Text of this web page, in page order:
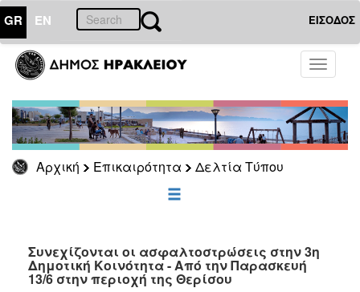
GR EN ΕΙΣΟΔΟΣ
Toggle
Αρχική Επικαιρότητα Δελτία Τύπου
ΕΠΙΚΑΙΡΟΤΗΤΑ
Τύπου
Αρχείο
ΕΠΙΣΚΕΠΤΗΣ
ΗΡΑΚΛΕΙΟ
Συνεχίζονται οι ασφαλτοστρώσεις στην 3η
Δημοτική Κοινότητα - Από την Παρασκευή
13/6 στην περιοχή της Θερίσου